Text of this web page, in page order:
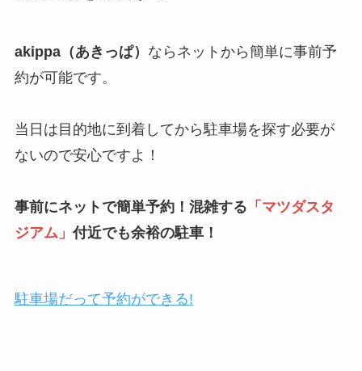
akippa（あきっぱ） ならネットから簡単に事前予
約が可能です。
当日は目的地に到着してから駐車場を探す必要が
ないので安心ですよ！
事前にネットで簡単予約！混雑する 「 マツダスタ
ジアム 」付近でも余裕の駐車！
駐車場だって予約ができる!